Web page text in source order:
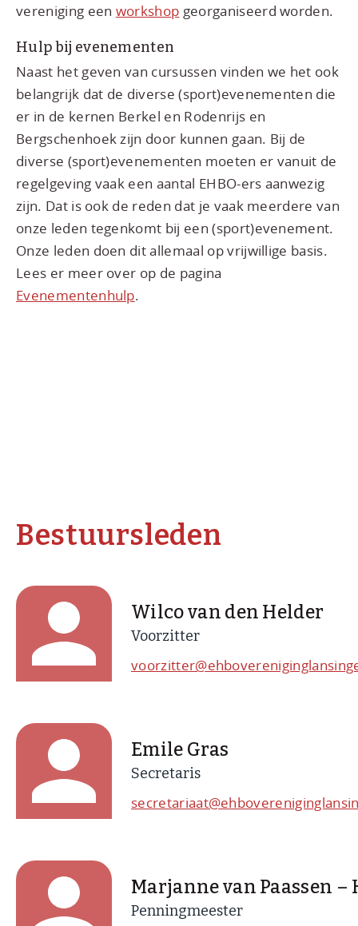
vereniging een workshop georganiseerd worden.
Hulp bij evenementen
Naast het geven van cursussen vinden we het ook
belangrijk dat de diverse (sport)evenementen die
er in de kernen Berkel en Rodenrijs en
Bergschenhoek zijn door kunnen gaan. Bij de
diverse (sport)evenementen moeten er vanuit de
regelgeving vaak een aantal EHBO-ers aanwezig
zijn. Dat is ook de reden dat je vaak meerdere van
onze leden tegenkomt bij een (sport)evenement.
Onze leden doen dit allemaal op vrijwillige basis.
Lees er meer over op de pagina
Evenementenhulp.
Bestuursleden
Wilco van den Helder
Voorzitter
Emile Gras
Secretaris
Marjanne van Paassen –
Penningmeester